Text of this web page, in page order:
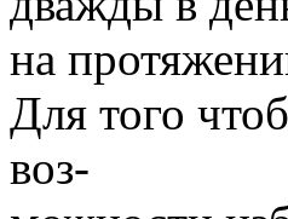
на
Для того
воз-